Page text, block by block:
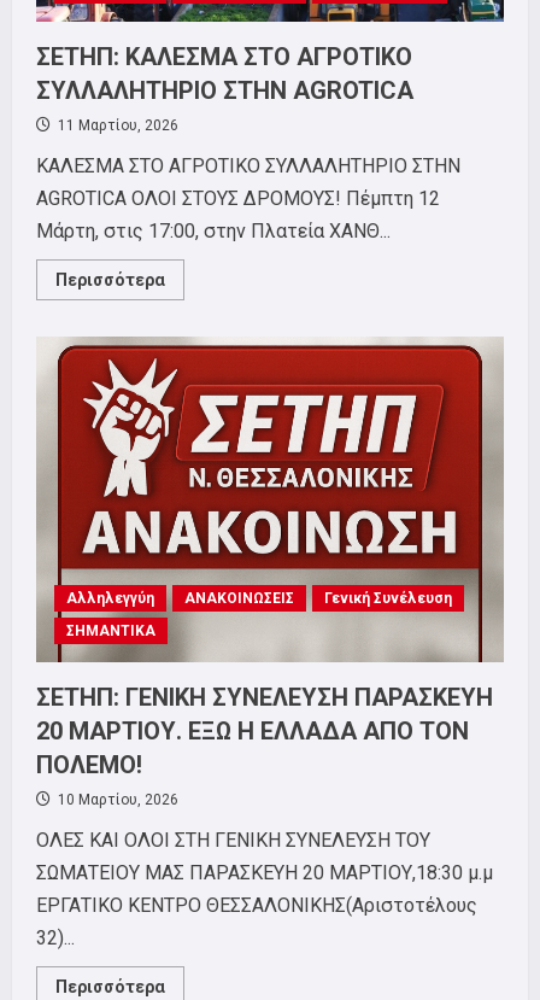
ΣΕΤΗΠ: ΚΑΛΕΣΜΑ ΣΤΟ ΑΓΡΟΤΙΚΟ
ΣΥΛΛΑΛΗΤΗΡΙΟ ΣΤΗΝ AGROTICA
11 Μαρτίου, 2026
ΚΑΛΕΣΜΑ ΣΤΟ ΑΓΡΟΤΙΚΟ ΣΥΛΛΑΛΗΤΗΡΙΟ ΣΤΗΝ
AGROTICA ΟΛΟΙ ΣΤΟΥΣ ΔΡΟΜΟΥΣ! Πέμπτη 12
Μάρτη, στις 17:00, στην Πλατεία ΧΑΝΘ...
Περισσότερα
more
ΚΑΛΕΣΜΑ
ΑΓΡΟΤΙΚΟ
ΣΥΛΛΑΛΗΤΗΡΙΟ
ΣΤΗΝ
AGROTICA
Αλληλεγγύη ΑΝΑΚΟΙΝΩΣΕΙΣ
Γενική Συνέλευση
ΣΗΜΑΝΤΙΚΑ
ΣΕΤΗΠ: ΓΕΝΙΚΗ ΣΥΝΕΛΕΥΣΗ ΠΑΡΑΣΚΕΥΗ
20 ΜΑΡΤΙΟΥ. ΕΞΩ Η ΕΛΛΑΔΑ ΑΠΟ ΤΟΝ
ΠΟΛΕΜΟ!
10 Μαρτίου, 2026
ΟΛΕΣ ΚΑΙ ΟΛΟΙ ΣΤΗ ΓΕΝΙΚΗ ΣΥΝΕΛΕΥΣΗ ΤΟΥ
ΣΩΜΑΤΕΙΟΥ ΜΑΣ ΠΑΡΑΣΚΕΥΗ 20 ΜΑΡΤΙΟΥ,18:30 μ.μ
ΕΡΓΑΤΙΚΟ ΚΕΝΤΡΟ ΘΕΣΣΑΛΟΝΙΚΗΣ(Αριστοτέλους
32)...
Περισσότερα